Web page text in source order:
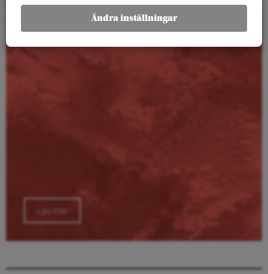
Kalender
Läs mer
Ändra inställningar